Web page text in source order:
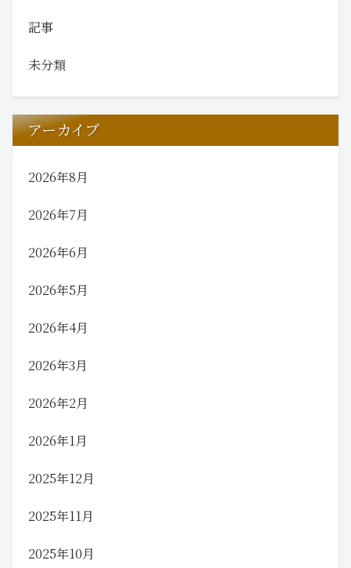
記事
未分類
アーカイブ
2026年8月
2026年7月
2026年6月
2026年5月
2026年4月
2026年3月
2026年2月
2026年1月
2025年12月
2025年11月
2025年10月